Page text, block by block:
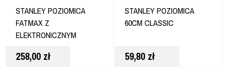
STANLEY POZIOMICA
FATMAX Z
ELEKTRONICZNYM
258,00 zł
STANLEY POZIOMICA
60CM CLASSIC
59,80 zł